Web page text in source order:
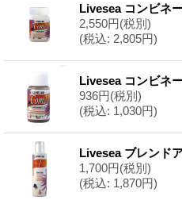
Livesea コンビネ
2,550円(税別)
(税込: 2,805円)
Livesea コンビネ
936円(税別)
(税込: 1,030円)
Livesea ブレンド
1,700円(税別)
(税込: 1,870円)